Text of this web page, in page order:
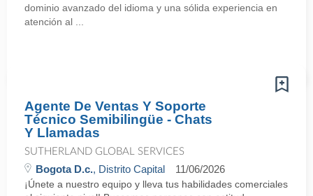
dominio avanzado del idioma y una sólida experiencia en
atención al ...
Agente De Ventas Y Soporte
Técnico Semibilingüe - Chats
Y Llamadas
SUTHERLAND GLOBAL SERVICES
Bogota D.c., Distrito Capital 11/06/2026
¡Únete a nuestro equipo y lleva tus habilidades comerciales